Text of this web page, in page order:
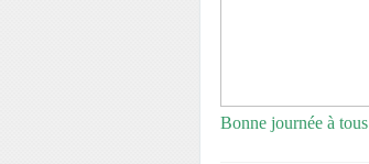
Bonne journée à tous